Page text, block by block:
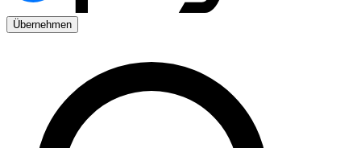
Übernehmen